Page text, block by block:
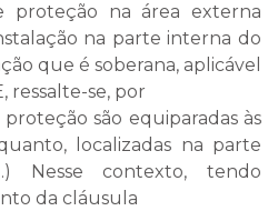
proteção na área externa
na parte interna do
que é soberana, aplicável
ressalte-se, por
são equiparadas às
localizadas na parte
Nesse contexto, tendo
da cláusula